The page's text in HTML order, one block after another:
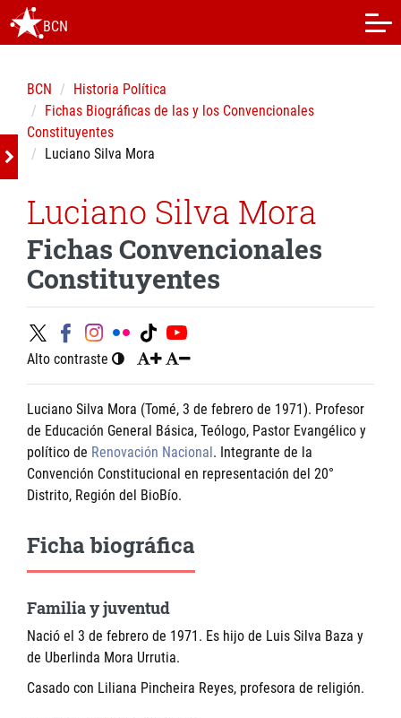
BCN
BCN
Historia Política
Fichas Biográficas de las y los Convencionales
Constituyentes
Luciano Silva Mora
Luciano Silva Mora
Fichas Convencionales
Constituyentes
Alto contraste
Luciano Silva Mora (Tomé, 3 de febrero de 1971). Profesor
de Educación General Básica, Teólogo, Pastor Evangélico y
político de Renovación Nacional . Integrante de la
Convención Constitucional en representación del 20°
Distrito, Región del BioBío.
Ficha biográfica
Familia y juventud
Nació el 3 de febrero de 1971. Es hijo de Luis Silva Baza y
de Uberlinda Mora Urrutia.
Casado con Liliana Pincheira Reyes, profesora de religión.